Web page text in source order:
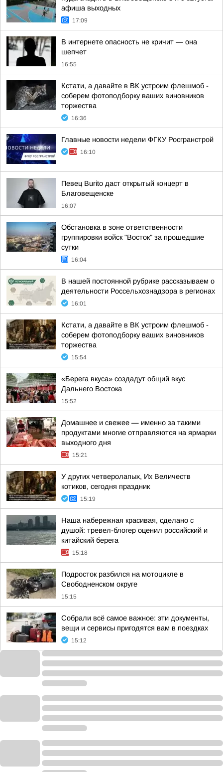
афиша выходных
17:09
В интернете опасность не кричит — она
шепчет
16:55
Кстати, а давайте в ВК устроим флешмоб -
соберем фотоподборку ваших виновников
торжества
16:36
Главные новости недели ФГКУ Росгранстрой
16:10
Певец Burito даст открытый концерт в
Благовещенске
16:07
Обстановка в зоне ответственности
группировки войск "Восток" за прошедшие
сутки
16:04
В нашей постоянной рубрике рассказываем о
деятельности Россельхознадзора в регионах
16:01
Кстати, а давайте в ВК устроим флешмоб -
соберем фотоподборку ваших виновников
торжества
15:54
«Берега вкуса» создадут общий вкус
Дальнего Востока
15:52
Домашнее и свежее — именно за такими
продуктами многие отправляются на ярмарки
выходного дня
15:21
У других четверолапых, Их Величеств
котиков, сегодня праздник
15:19
Наша набережная красивая, сделано с
душой: тревел-блогер оценил российский и
китайский берега
15:18
Подросток разбился на мотоцикле в
Свободненском округе
15:15
Собрали всё самое важное: эти документы,
вещи и сервисы пригодятся вам в поездках
15:12